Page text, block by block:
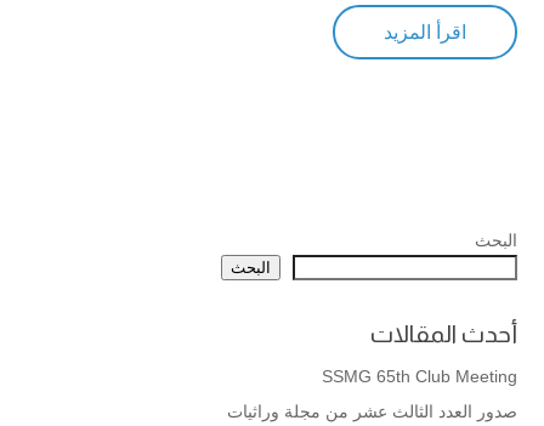
اقرأ المزيد
البحث
البحث
أحدث المقالات
SSMG 65th Club Meeting
صدور العدد الثالث عشر من مجلة وراثيات